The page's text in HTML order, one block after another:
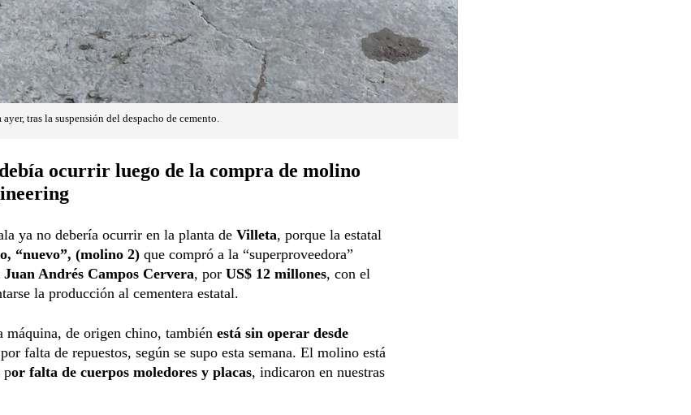
tras la suspensión del despacho de cemento.
ocurrir luego de la compra de molino
ya no debería ocurrir en la planta de Villeta, porque la estatal
“nuevo”, (molino 2) que compró a la “superproveedora”
Juan Andrés Campos Cervera, por US$ 12 millones, con el
la producción al cementera estatal.
máquina, de origen chino, también está sin operar desde
falta de repuestos, según se supo esta semana. El molino está
por falta de cuerpos moledores y placas, indicaron en nuestras